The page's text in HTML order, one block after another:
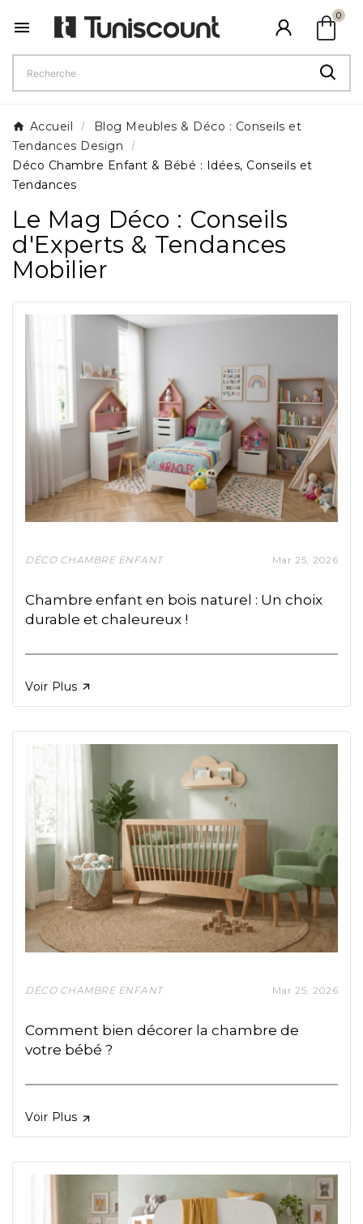
 shopping_bag
0
Accueil
Blog Meubles & Déco : Conseils et
Tendances Design
Déco Chambre Enfant & Bébé : Idées, Conseils et
Tendances
Le Mag Déco : Conseils
d'Experts & Tendances
Mobilier
DÉCO CHAMBRE ENFANT Mar 25, 2026
Chambre enfant en bois naturel : Un choix
durable et chaleureux !
Voir Plus 
DÉCO CHAMBRE ENFANT Mar 25, 2026
Comment bien décorer la chambre de
votre bébé ?
Voir Plus 